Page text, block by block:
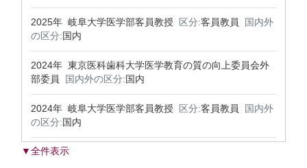
2025年 岐阜大学医学部客員教授 区分:客員教員
国内外
の区分:国内
2024年 東京医科歯科大学医学教育の質の向上委員会外
部委員
国内外の区分:国内
2024年 岐阜大学医学部客員教授 区分:客員教員
国内外
の区分:国内
▼全件表示